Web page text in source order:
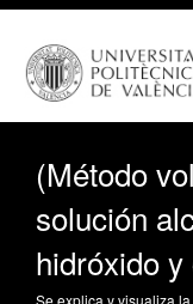
(Método
solución
hidróxido